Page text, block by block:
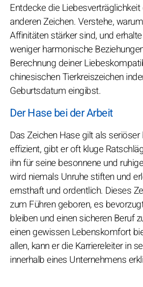
Entdecke die
anderen Zeichen. Verstehe,
Affinitäten stärker sind, und
weniger harmonische
Berechnung deiner
chinesischen Tierkreiszeichen
Geburtsdatum eingibst.
Der Hase bei der Arbeit
Das Zeichen Hase gilt als seriöser
effizient, gibt er oft kluge
ihn für seine besonnene und
wird niemals Unruhe stiften und
ernsthaft und ordentlich. Dieses
zum Führen geboren, es
bleiben und einen sicheren Beruf
einen gewissen Lebenskomfort
allen, kann er die Karriereleiter in
innerhalb eines Unternehmens